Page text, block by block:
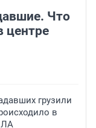
Что
центре
грузили
в